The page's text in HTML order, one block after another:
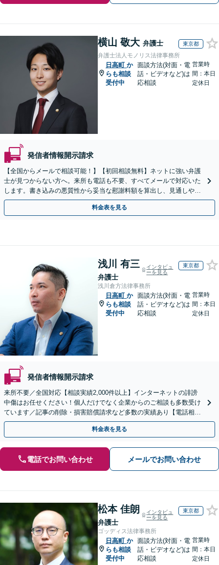
横山 敬大 弁護士 東京都
弁護士法人モノリス法律事務所
日高町 か
らも相談
受付中
面談方法(対面・電
話・ビデオなど)は
応相談
営業時
間：本日
定休日
発信者情報開示請求
【全国からメールで相談可能！】【初回相談無料】ネットに強い弁護
士が見つからない方へ。来所も電話も不要、すべてメールで対応いた
します。書き込みの悪質性から妥当な慰謝料額を算出し、見通しや費
用面のリスクも包み隠さずお伝えしサポートします。
料金表を見る
浅川 有三
弁護士
インタビュ
ーを見る
東京都
浅川倉方法律事務所
日高町 か
らも相談
受付中
面談方法(対面・電
話・ビデオなど)は
応相談
営業時
間：本日
定休日
発信者情報開示請求
来所不要／全国対応【相談実績2,000件以上】インターネットの誹謗
中傷はお任せください！個人だけでなく企業からのご相談も多数受け
ています／記事の削除・損害賠償請求など多数の実績あり【電話相談
可】【初回相談無料】【夜間休日面談可】
料金表を見る
電話でお問い合わせ メールでお問い合わせ
松本 佳朗
弁護士
インタビュ
ーを見る
東京都
ゴッディス法律事務所
日高町 か
らも相談
受付中
面談方法(対面・電
話・ビデオなど)は
応相談
営業時
間：本日
定休日